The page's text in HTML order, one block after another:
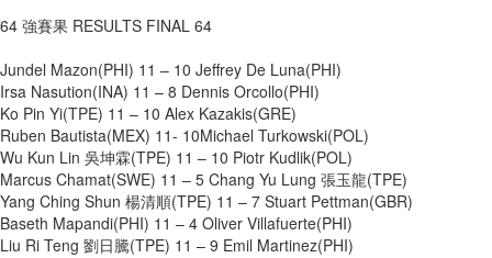
64 強賽果 RESULTS FINAL 64
Jundel Mazon(PHI) 11 – 10 Jeffrey De Luna(PHI)
Irsa Nasution(INA) 11 – 8 Dennis Orcollo(PHI)
Ko Pin Yi(TPE) 11 – 10 Alex Kazakis(GRE)
Ruben Bautista(MEX) 11- 10Michael Turkowski(POL)
Wu Kun Lin 吳坤霖(TPE) 11 – 10 Piotr Kudlik(POL)
Marcus Chamat(SWE) 11 – 5 Chang Yu Lung 張玉龍(TPE)
Yang Ching Shun 楊清順(TPE) 11 – 7 Stuart Pettman(GBR)
Baseth Mapandi(PHI) 11 – 4 Oliver Villafuerte(PHI)
Liu Ri Teng 劉日騰(TPE) 11 – 9 Emil Martinez(PHI)